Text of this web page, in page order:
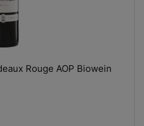
Rouge AOP Biowein